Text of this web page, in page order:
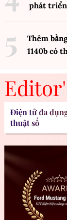
phát triển
Thêm
1140b có
Điện tử đa
thuật số